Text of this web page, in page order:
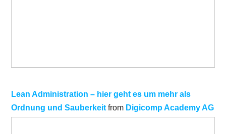
Lean Administration – hier geht es um mehr als
Ordnung und Sauberkeit from Digicomp Academy AG